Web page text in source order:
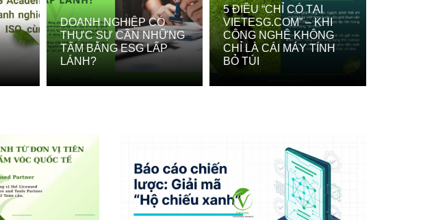
QUYẾT ĐỊNH 1413/QĐ-TTG: BẢN LỀ CHIẾN
CỬA “DÒNG VỐN XANH”
DOANH NGHIỆP CÓ
THỰC SỰ CẦN NHỮNG
TẤM BẰNG ESG LẤP
LÁNH?
5 ĐIỀU “CHỈ CÓ TẠI
VIETESG.COM” – KHI
CÔNG NGHỆ KHÔNG
CHỈ LÀ CÁI MÁY TÍNH
BỎ TÚI